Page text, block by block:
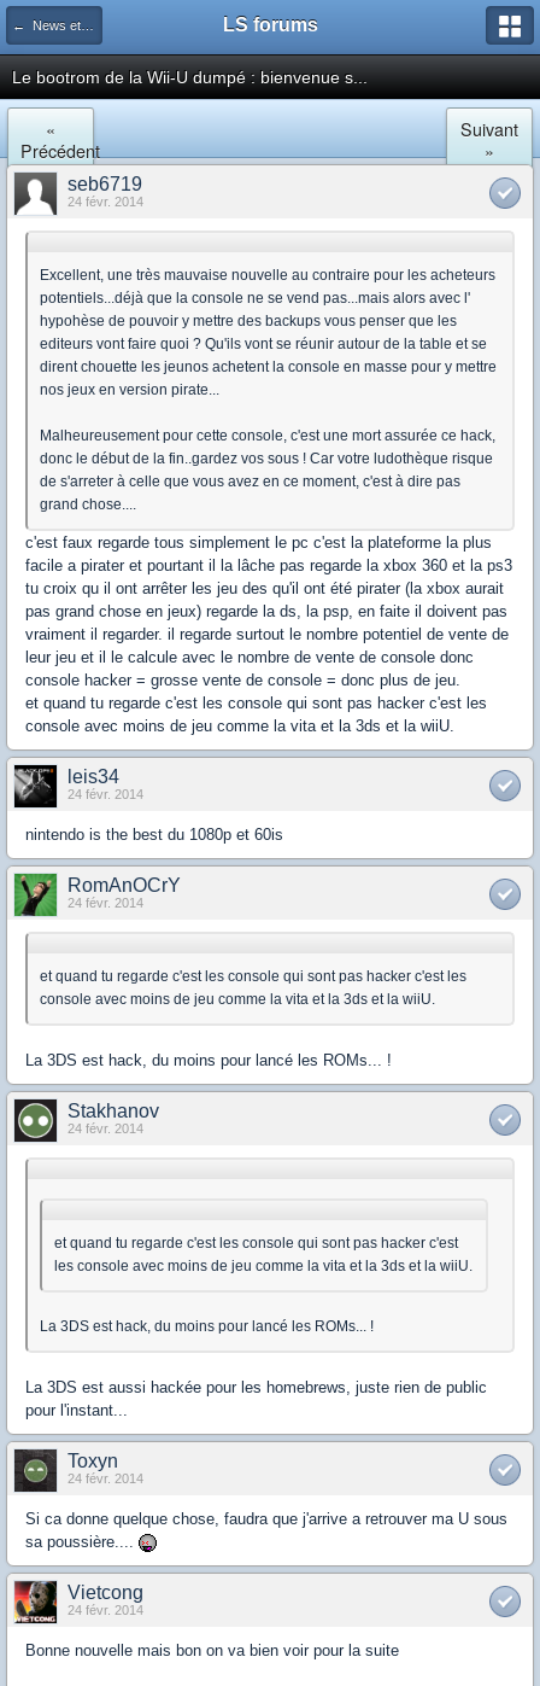
← News et actualités postées sur LS LS forums
Le bootrom de la Wii-U dumpé : bienvenue s...
«
Précédent
Suivant
»
seb6719
24 févr. 2014
Excellent, une très mauvaise nouvelle au contraire pour les acheteurs
potentiels...déjà que la console ne se vend pas...mais alors avec l'
hypohèse de pouvoir y mettre des backups vous penser que les
editeurs vont faire quoi ? Qu'ils vont se réunir autour de la table et se
dirent chouette les jeunos achetent la console en masse pour y mettre
nos jeux en version pirate...
Malheureusement pour cette console, c'est une mort assurée ce hack,
donc le début de la fin..gardez vos sous ! Car votre ludothèque risque
de s'arreter à celle que vous avez en ce moment, c'est à dire pas
grand chose....
c'est faux regarde tous simplement le pc c'est la plateforme la plus
facile a pirater et pourtant il la lâche pas regarde la xbox 360 et la ps3
tu croix qu il ont arrêter les jeu des qu'il ont été pirater (la xbox aurait
pas grand chose en jeux) regarde la ds, la psp, en faite il doivent pas
vraiment il regarder. il regarde surtout le nombre potentiel de vente de
leur jeu et il le calcule avec le nombre de vente de console donc
console hacker = grosse vente de console = donc plus de jeu.
et quand tu regarde c'est les console qui sont pas hacker c'est les
console avec moins de jeu comme la vita et la 3ds et la wiiU.
leis34
24 févr. 2014
nintendo is the best du 1080p et 60is
RomAnOCrY
24 févr. 2014
et quand tu regarde c'est les console qui sont pas hacker c'est les
console avec moins de jeu comme la vita et la 3ds et la wiiU.
La 3DS est hack, du moins pour lancé les ROMs... !
Stakhanov
24 févr. 2014
et quand tu regarde c'est les console qui sont pas hacker c'est
les console avec moins de jeu comme la vita et la 3ds et la wiiU.
La 3DS est hack, du moins pour lancé les ROMs... !
La 3DS est aussi hackée pour les homebrews, juste rien de public
pour l'instant...
Toxyn
24 févr. 2014
Si ca donne quelque chose, faudra que j'arrive a retrouver ma U sous
sa poussière....
Vietcong
24 févr. 2014
Bonne nouvelle mais bon on va bien voir pour la suite